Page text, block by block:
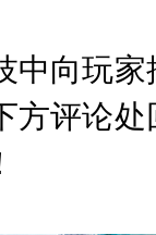
中向玩
方评论